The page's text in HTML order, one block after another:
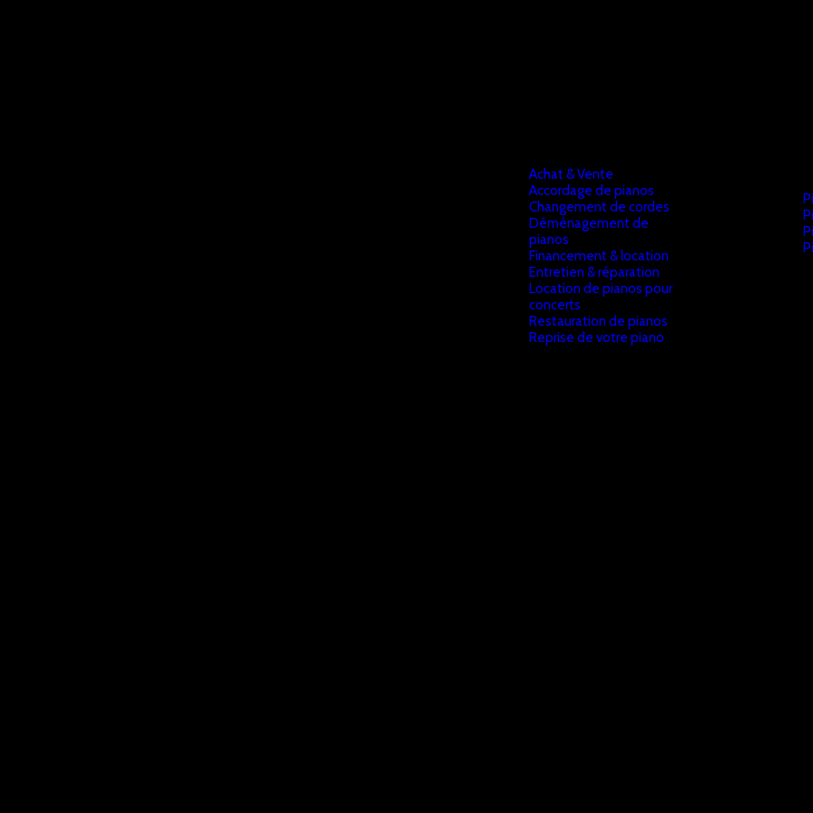
Achat & Vente
Accordage de pianos
Changement de cordes
Déménagement de
pianos
Financement & location
Entretien & réparation
Location de pianos pour
concerts
Restauration de pianos
Reprise de votre piano